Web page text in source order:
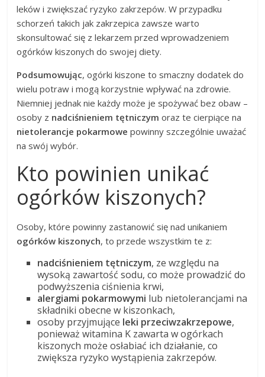
leków i zwiększać ryzyko zakrzepów. W przypadku
schorzeń takich jak zakrzepica zawsze warto
skonsultować się z lekarzem przed wprowadzeniem
ogórków kiszonych do swojej diety.
Podsumowując, ogórki kiszone to smaczny dodatek do
wielu potraw i mogą korzystnie wpływać na zdrowie.
Niemniej jednak nie każdy może je spożywać bez obaw –
osoby z nadciśnieniem tętniczym oraz te cierpiące na
nietolerancje pokarmowe powinny szczególnie uważać
na swój wybór.
Kto powinien unikać
ogórków kiszonych?
Osoby, które powinny zastanowić się nad unikaniem
ogórków kiszonych, to przede wszystkim te z:
nadciśnieniem tętniczym, ze względu na
wysoką zawartość sodu, co może prowadzić do
podwyższenia ciśnienia krwi,
alergiami pokarmowymi lub nietolerancjami na
składniki obecne w kiszonkach,
osoby przyjmujące leki przeciwzakrzepowe,
ponieważ witamina K zawarta w ogórkach
kiszonych może osłabiać ich działanie, co
zwiększa ryzyko wystąpienia zakrzepów.